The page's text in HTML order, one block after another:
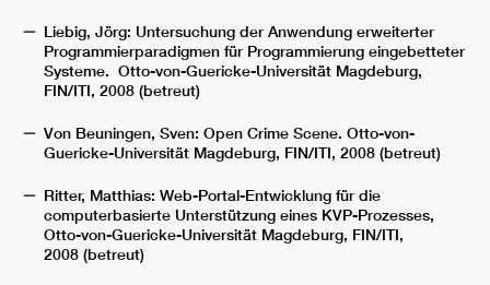
Liebig, Jörg: Untersuchung der Anwendung erweiterter
Programmierparadigmen für Programmierung eingebetteter
Systeme. Otto-von-Guericke-Universität Magdeburg,
FIN/ITI, 2008 (betreut)
Von Beuningen, Sven: Open Crime Scene. Otto-von-
Guericke-Universität Magdeburg, FIN/ITI, 2008 (betreut)
Ritter, Matthias: Web-Portal-Entwicklung für die
computerbasierte Unterstützung eines KVP-Prozesses,
Otto-von-Guericke-Universität Magdeburg, FIN/ITI,
2008 (betreut)